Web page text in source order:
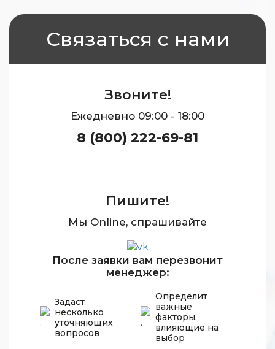
Связаться с нами
Звоните!
Ежедневно 09:00 - 18:00
8 (800) 222-69-81
Пишите!
Мы Online, спрашивайте
После заявки вам перезвонит
менеджер:
Задаст
несколько
уточняющих
вопросов
Определит
важные
факторы,
влияющие на
выбор